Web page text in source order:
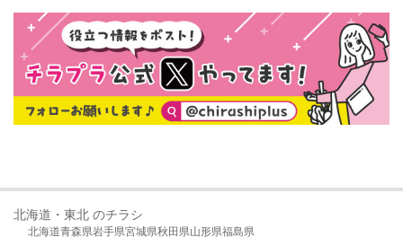
北海道・東北 のチラシ
北海道青森県岩手県宮城県秋田県山形県福島県